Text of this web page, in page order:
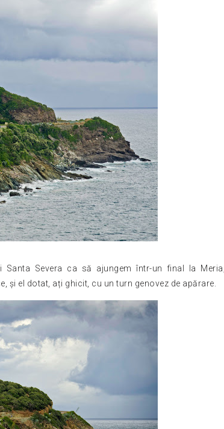
Severa ca să ajungem într-un final la Meria,
și el dotat, ați ghicit, cu un turn genovez de apărare.